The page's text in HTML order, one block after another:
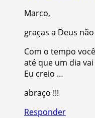
Marco,
graças a Deus
Com o tempo
até que um dia
Eu creio …
abraço !!!
Responder